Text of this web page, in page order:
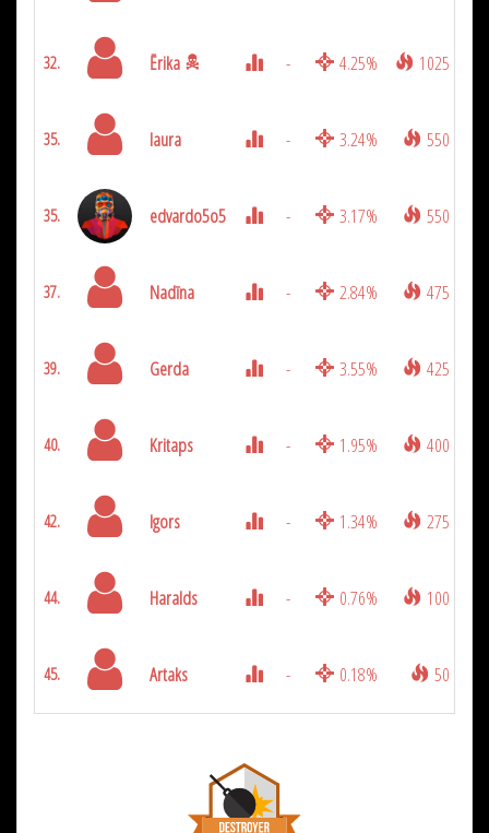
32. Ērika - 4.25% 1025
35. laura - 3.24% 550
35. edvardo5o5 - 3.17% 550
37. Nadīna - 2.84% 475
39. Gerda - 3.55% 425
40. Kritaps - 1.95% 400
42. Igors - 1.34% 275
44. Haralds - 0.76% 100
45. Artaks - 0.18% 50